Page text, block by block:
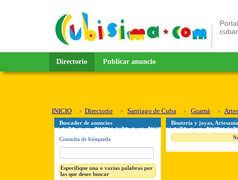
Directorio Publicar anuncio
INICIO Directorio Santiago de Cuba Guamá
Buscador de anuncios
Consulta de búsqueda
Especifique una o varias palabras por
las que desee buscar
Bisutería y joyas,